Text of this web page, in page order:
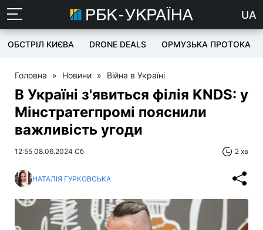
UA
ОБСТРІЛ КИЄВА DRONE DEALS ОРМУЗЬКА ПРОТОКА
Головна » Новини » Війна в Україні
В Україні з'явиться філія KNDS: у
Мінстратегпромі пояснили
важливість угоди
12:55 08.06.2024 Сб 2 хв
НАТАЛІЯ ГУРКОВСЬКА